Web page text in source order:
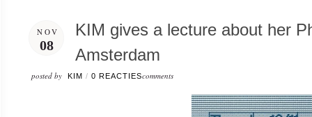
NOV
08
KIM gives a lecture about her
Amsterdam
posted by KIM / 0 REACTIEScomments